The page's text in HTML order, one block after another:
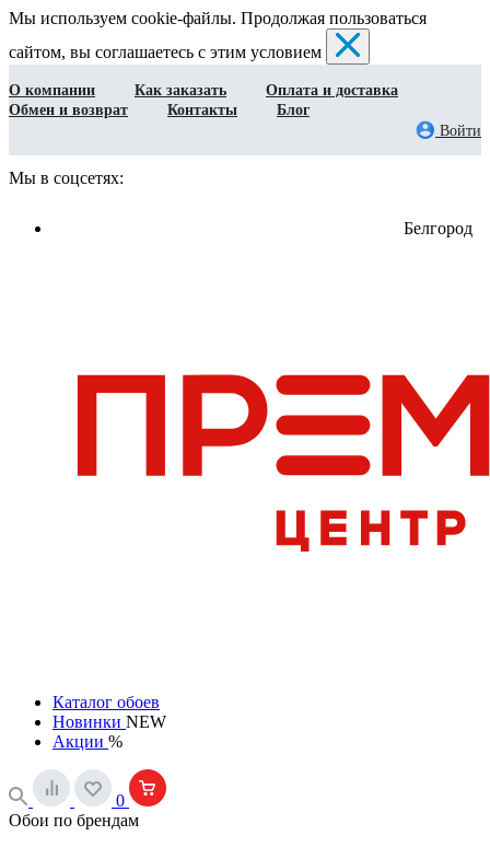
Мы используем cookie-файлы. Продолжая пользоваться
сайтом, вы соглашаетесь с этим условием
О компании Как заказать
Оплата и доставка
Обмен и возврат
Контакты
Блог
Войти
Мы в соцсетях:
Белгород
Каталог обоев
Новинки NEW
Акции %
0
Обои по брендам